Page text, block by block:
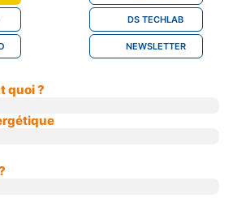
DS TECHLAB
NEWSLETTER
quoi ?